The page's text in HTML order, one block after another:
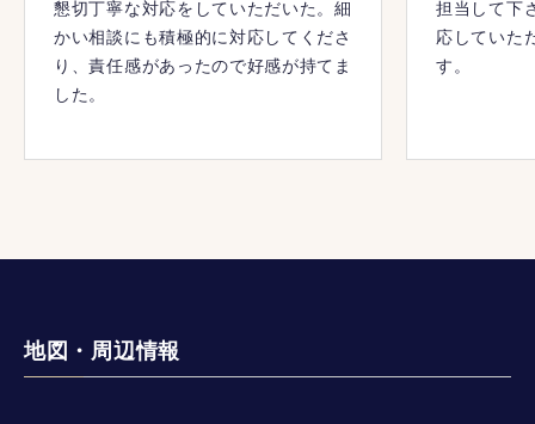
懇切丁寧な対応をしていただいた。細
かい相談にも積極的に対応してくださ
り、責任感があったので好感が持てま
した。
担当して下
応していた
す。
地図・周辺情報